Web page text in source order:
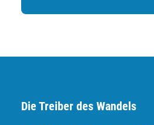
Die Treiber des Wandels